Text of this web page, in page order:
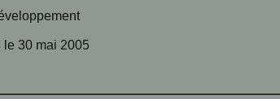
le 30 mai 2005